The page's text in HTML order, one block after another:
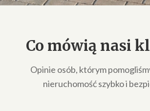
Co mówią nasi
Opinie osób, którym
nieruchomość szybko i